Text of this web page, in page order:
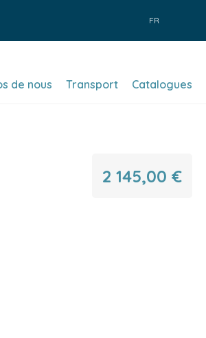
FR
de nous Transport Catalogues
2 145,00 €